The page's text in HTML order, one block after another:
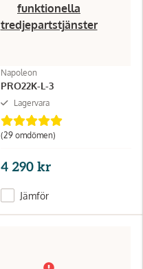
funktionella
tredjepartstjänster
Napoleon
PRO22K-L-3
Lagervara
(29 omdömen)
4 290 kr
Jämför